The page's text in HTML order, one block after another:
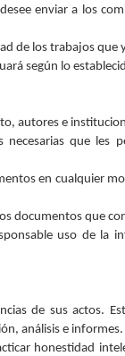
enviar a los
de los trabajos que
según lo
autores e
que les
en cualquier
documentos que
uso de la
de sus actos.
análisis e informes.
honestidad